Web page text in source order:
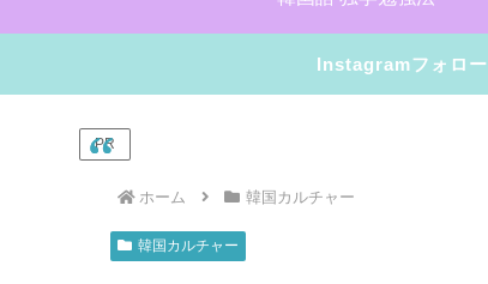
Instagramフォロー
PR
ホーム 韓国カルチャー
韓国カルチャー